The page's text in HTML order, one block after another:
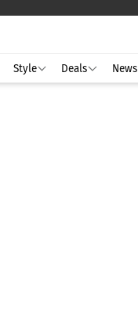
Style Deals News